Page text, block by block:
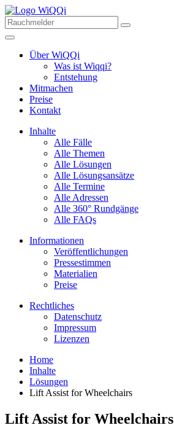
Über WiQQi
Was ist Wiqqi?
Entstehung
Mitmachen
Preise
Kontakt
Inhalte
Alle Fälle
Alle Themen
Alle Lösungen
Alle Lösungsansätze
Alle Termine
Alle Adressen
Alle 360° Rundgänge
Alle FAQs
Informationen
Veröffentlichungen
Pressestimmen
Materialien
Preise
Rechtliches
Datenschutz
Impressum
Lizenzen
Home
Inhalte
Lösungen
Lift Assist for Wheelchairs
Lift Assist for Wheelchairs